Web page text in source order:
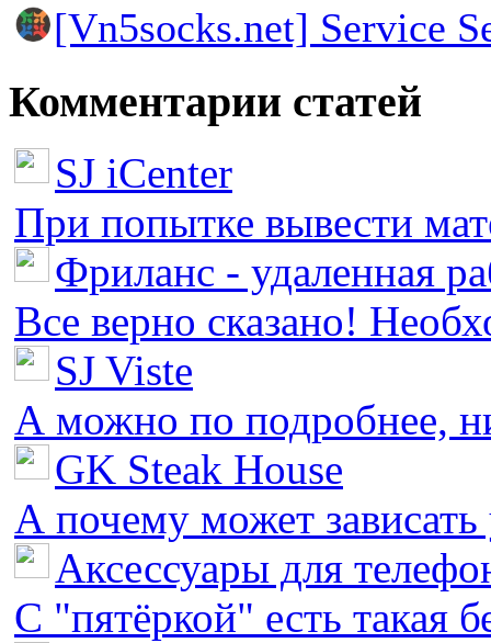
[Vn5socks.net] Service
Комментарии статей
SJ iCenter
При попытке вывести
Фриланс - удаленная
Все верно сказано!
SJ Viste
А можно по подробнее,
GK Steak House
А почему может зависать
Аксессуары для
С "пятёркой" есть такая